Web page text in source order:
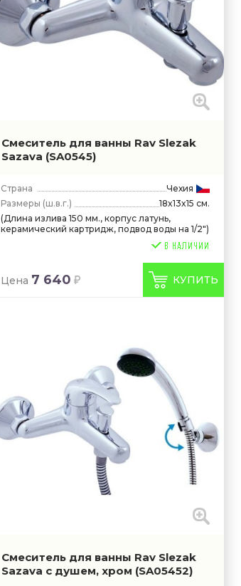
Смеситель для ванны Rav Slezak
Sazava (SA0545)
Страна
Чехия
Размеры (ш.в.г.)
18x13x15 см.
(Длина излива 150 мм., корпус латунь,
керамический картридж, подвод воды на 1/2")
Цена 7 640 КУПИТЬ
Смеситель для ванны Rav Slezak
Sazava с душем, хром (SA05452)